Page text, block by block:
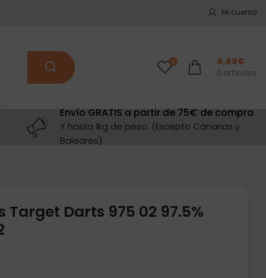
Mi cuenta
0
0 artículos
0,00€
Envío GRATIS a partir de 75€ de compra
Y hasta 1kg de peso. (Excepto Canarias y
Baleares)
Darts 975 02 97.5%